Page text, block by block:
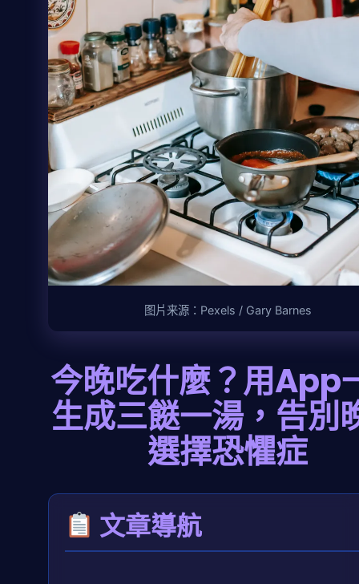
图片来源：Pexels / Gary Barnes
今晚吃什麼？用App
生成三餸一湯，告別
選擇恐懼症
文章導航